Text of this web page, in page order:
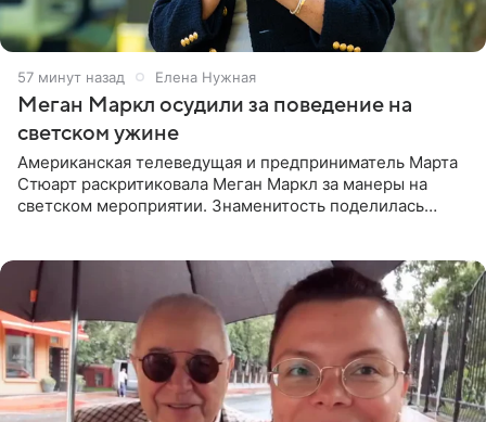
57 минут назад Елена Нужная
Меган Маркл осудили за поведение на
светском ужине
Американская телеведущая и предприниматель Марта
Стюарт раскритиковала Меган Маркл за манеры на
светском мероприятии. Знаменитость поделилась